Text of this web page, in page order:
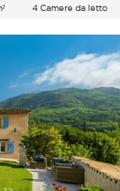
4 Camere da letto